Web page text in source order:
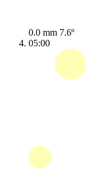
0.0 mm 7.6º
05:00